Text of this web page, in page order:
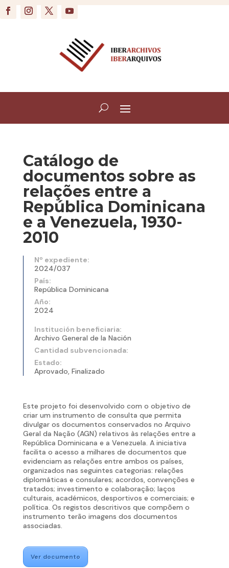
Catálogo de
documentos sobre as
relações entre a
República Dominicana
e a Venezuela, 1930-
2010
Nº expediente:
2024/037
País:
República Dominicana
Año:
2024
Institución beneficiaria:
Archivo General de la Nación
Cantidad subvencionada:
Estado:
Aprovado, Finalizado
Este projeto foi desenvolvido com o objetivo de
criar um instrumento de consulta que permita
divulgar os documentos conservados no Arquivo
Geral da Nação (AGN) relativos às relações entre a
República Dominicana e a Venezuela. A iniciativa
facilita o acesso a milhares de documentos que
evidenciam as relações entre ambos os países,
organizados nas seguintes categorias: relações
diplomáticas e consulares; acordos, convenções e
tratados; investimento e colaboração; laços
culturais, académicos, desportivos e comerciais; e
política. Os registos descritivos que compõem o
instrumento terão imagens dos documentos
associadas.
Ver documento